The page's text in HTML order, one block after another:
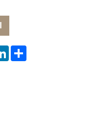
LinkedIn